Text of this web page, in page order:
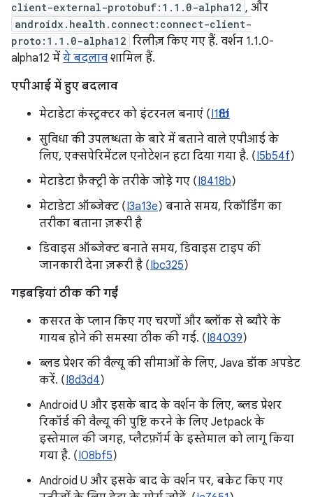
client-external-protobuf:1.1.0-alpha12 , और
androidx.health.connect:connect-client-
proto:1.1.0-alpha12 रिलीज़ किए गए हैं. वर्शन 1.1.0-
alpha12 में ये बदलाव शामिल हैं.
एपीआई में हुए बदलाव
मेटाडेटा कंस्ट्रक्टर को इंटरनल बनाएं (I1fb8f
सुविधा की उपलब्धता के बारे में बताने वाले एपीआई के
लिए, एक्सपेरिमेंटल एनोटेशन हटा दिया गया है. (I5b54f)
मेटाडेटा फ़ैक्ट्री के तरीके जोड़े गए (I8418b)
मेटाडेटा ऑब्जेक्ट (I3a13e) बनाते समय, रिकॉर्डिंग का
तरीका बताना ज़रूरी है
डिवाइस ऑब्जेक्ट बनाते समय, डिवाइस टाइप की
जानकारी देना ज़रूरी है (Ibc325)
गड़बड़ियां ठीक की गईं
कसरत के प्लान किए गए चरणों और ब्लॉक से ब्यौरे के
गायब होने की समस्या ठीक की गई. (I84039)
ब्लड प्रेशर की वैल्यू की सीमाओं के लिए, Java डॉक अपडेट
करें. (I8d3d4)
Android U और इसके बाद के वर्शन के लिए, ब्लड प्रेशर
रिकॉर्ड की वैल्यू की पुष्टि करने के लिए Jetpack के
इस्तेमाल की जगह, प्लैटफ़ॉर्म के इस्तेमाल को लागू किया
गया है. (I08bf5)
Android U और इसके बाद के वर्शन पर, बकेट किए गए